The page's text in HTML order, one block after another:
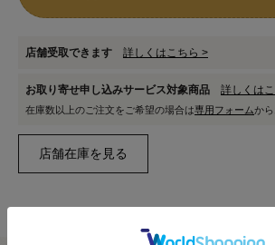
店舗受取できます 詳しくはこちら >
お取り寄せ申し込みサービス対象商品 詳しくは
在庫数以上のご注文をご希望の場合は専用フォームから